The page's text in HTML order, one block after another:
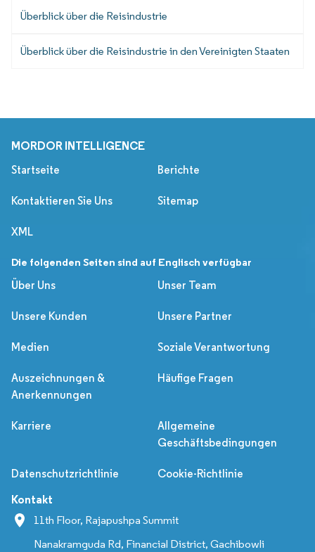
Überblick über die Reisindustrie
Überblick über die Reisindustrie in den Vereinigten Staaten
MORDOR INTELLIGENCE
Startseite Berichte
Kontaktieren Sie Uns Sitemap
XML
Die folgenden Seiten sind auf Englisch verfügbar
Über Uns
Unser Team
Unsere Kunden Unsere Partner
Medien Soziale Verantwortung
Auszeichnungen &
Anerkennungen
Häufige Fragen
Karriere
Allgemeine
Geschäftsbedingungen
Datenschutzrichtlinie Cookie-Richtlinie
Kontakt
11th Floor, Rajapushpa Summit
Nanakramguda Rd, Financial District, Gachibowli